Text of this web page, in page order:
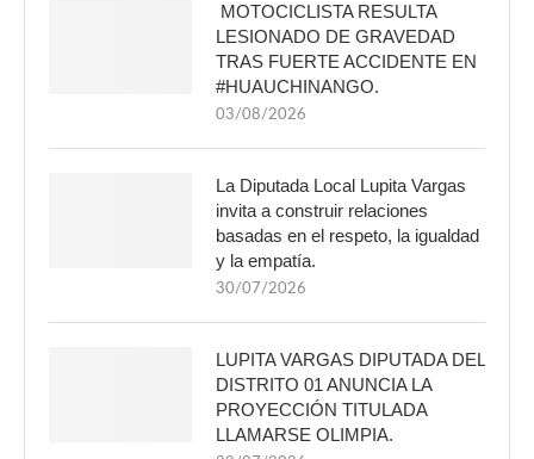
MOTOCICLISTA RESULTA
LESIONADO DE GRAVEDAD
TRAS FUERTE ACCIDENTE EN
#HUAUCHINANGO.
03/08/2026
La Diputada Local Lupita Vargas
invita a construir relaciones
basadas en el respeto, la igualdad
y la empatía.
30/07/2026
LUPITA VARGAS DIPUTADA DEL
DISTRITO 01 ANUNCIA LA
PROYECCIÓN TITULADA
LLAMARSE OLIMPIA.